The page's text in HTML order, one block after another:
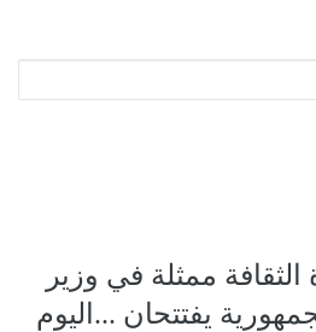
الثقافة ممثلة في وزير
يفتتحان ...اليوم